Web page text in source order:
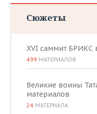
Сюжеты
XVI саммит БРИКС
499 МАТЕРИАЛОВ
Великие воины
материалов
24 МАТЕРИАЛА